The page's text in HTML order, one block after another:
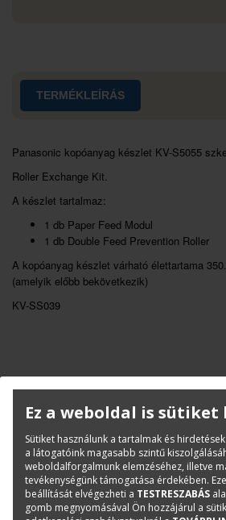
TERMÉKLEÍRÁS
Panasonic kopóanyag készlet KV-S5055
Roller Exchange Kit.
A készlet tartalmaz:
1 db Paper Feed Modul
1 db Double Feed Prevention Roller
A kopóanyag készlet várható élettartama
(amelyik előbb bekövetkezik)
KV-SS039
Termékinfó
Kategóriák
Panasonic
Kopó-és
Cikkszám:
KV-SS039
Márka:
Panasonic
Ez a weboldal is sütiket
Sütiket használunk a tartalmak és
a látogatóink magasabb szintű
weboldalforgalmunk elemzéséhez, illetve
tevékenységünk támogatása érdekében.
beállítását elvégezheti a TESTRESZABÁS
gomb megnyomásával Ön hozzájárul a